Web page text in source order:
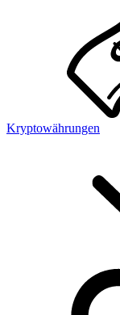
Kryptowährungen